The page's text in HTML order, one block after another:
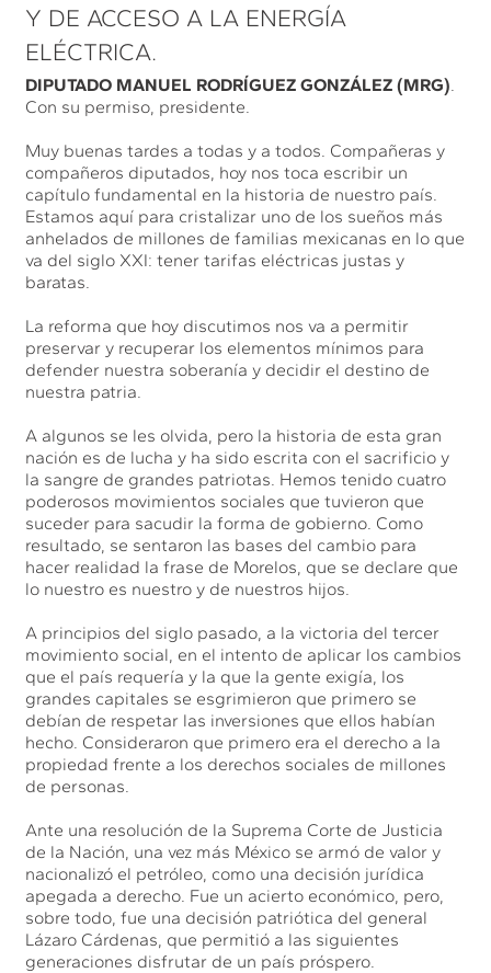
Y DE ACCESO A LA ENERGÍA
ELÉCTRICA.
DIPUTADO MANUEL RODRÍGUEZ GONZÁLEZ (MRG).
Con su permiso, presidente.
Muy buenas tardes a todas y a todos. Compañeras y
compañeros diputados, hoy nos toca escribir un
capítulo fundamental en la historia de nuestro país.
Estamos aquí para cristalizar uno de los sueños más
anhelados de millones de familias mexicanas en lo que
va del siglo XXI: tener tarifas eléctricas justas y
baratas.
La reforma que hoy discutimos nos va a permitir
preservar y recuperar los elementos mínimos para
defender nuestra soberanía y decidir el destino de
nuestra patria.
A algunos se les olvida, pero la historia de esta gran
nación es de lucha y ha sido escrita con el sacrificio y
la sangre de grandes patriotas. Hemos tenido cuatro
poderosos movimientos sociales que tuvieron que
suceder para sacudir la forma de gobierno. Como
resultado, se sentaron las bases del cambio para
hacer realidad la frase de Morelos, que se declare que
lo nuestro es nuestro y de nuestros hijos.
A principios del siglo pasado, a la victoria del tercer
movimiento social, en el intento de aplicar los cambios
que el país requería y la que la gente exigía, los
grandes capitales se esgrimieron que primero se
debían de respetar las inversiones que ellos habían
hecho. Consideraron que primero era el derecho a la
propiedad frente a los derechos sociales de millones
de personas.
Ante una resolución de la Suprema Corte de Justicia
de la Nación, una vez más México se armó de valor y
nacionalizó el petróleo, como una decisión jurídica
apegada a derecho. Fue un acierto económico, pero,
sobre todo, fue una decisión patriótica del general
Lázaro Cárdenas, que permitió a las siguientes
generaciones disfrutar de un país próspero.